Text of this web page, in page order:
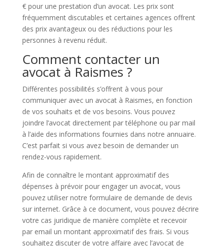
€ pour une prestation d’un avocat. Les prix sont
fréquemment discutables et certaines agences offrent
des prix avantageux ou des réductions pour les
personnes à revenu réduit.
Comment contacter un
avocat à Raismes ?
Différentes possibilités s’offrent à vous pour
communiquer avec un avocat à Raismes, en fonction
de vos souhaits et de vos besoins. Vous pouvez
joindre l’avocat directement par téléphone ou par mail
à l’aide des informations fournies dans notre annuaire.
C’est parfait si vous avez besoin de demander un
rendez-vous rapidement.
Afin de connaître le montant approximatif des
dépenses à prévoir pour engager un avocat, vous
pouvez utiliser notre formulaire de demande de devis
sur internet. Grâce à ce document, vous pouvez décrire
votre cas juridique de manière complète et recevoir
par email un montant approximatif des frais. Si vous
souhaitez discuter de votre affaire avec l’avocat de